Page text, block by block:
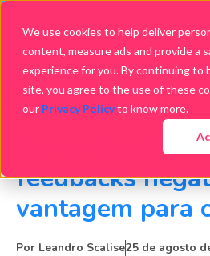
We use cookies to help deliver
content, measure ads and provide a
experience for you. By continuing to
site, you agree to the use of these
our Privacy Policyto know more.
Como
feedbacks
vantagem para
Por Leandro Scalise25 de agosto